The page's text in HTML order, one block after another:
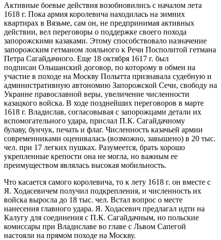
Активные боевые действия возобновились с началом лета
1618 г. Пока армия королевича находилась на зимних
квартирах в Вязьме, сам он, не предпринимая активных
действии, вел переговоры о поддержке своего похода
запорожскими казаками. Этому способствовало назначение
запорожским гетманом лояльного к Речи Посполитой гетмана
Петра Сагайдачного. Еще 18 октября 1617 г. был
подписан Ольшанский договор, по которому в обмен на
участие в походе на Москву Полытта признавала судебную и
административную автономию Запорожской Сечи, свободу на
Украине православной веры, увеличение численности
казацкого войска. В ходе позднейших переговоров в марте
1618 г. Владислав, согласовывая с запорожцами детали их
вспомогательного удара, прислал П.К. Сагайдачному
булаву, бунчук, печать и флаг. Численность казачьей армии
современниками оценивалась (возможно, завышено) в 20 тыс.
чел. при 17 легких пушках. Разумеется, брать хорошо
укрепленные крепости она не могла, но важным ее
преимуществом являлась высокая мобильность.
Что касается самого королевича, то к лету 1618 г. он вместе с
Я. Ходасевичем получил подкрепления, и численность их
войска выросла до 18 тыс. чел. Встал вопрос о месте
нанесения главного удара. Я. Ходасевич предлагал идти на
Калугу для соединения с П.К. Сагайдачным, но польские
комиссары при Владиславе во главе с Львом Сапегой
настояли на прямом походе на Москву.